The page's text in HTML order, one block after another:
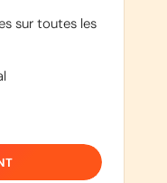
sur toutes les